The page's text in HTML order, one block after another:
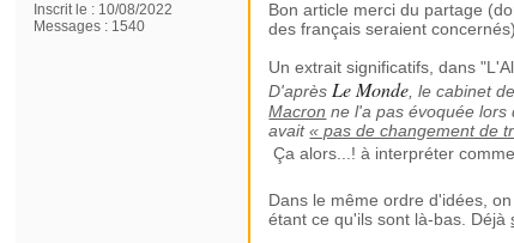
Inscrit le : 10/08/2022
Messages : 1540
Bon article merci du partage
des français seraient concernés).
Un extrait significatifs, dans
D'après Le Monde , le cabinet
Macron ne l'a pas évoquée
avait« pas de changement de
Ça alors...! à interpréter
Dans le même ordre d'idées,
étant ce qu'ils sont là-bas. Déjà